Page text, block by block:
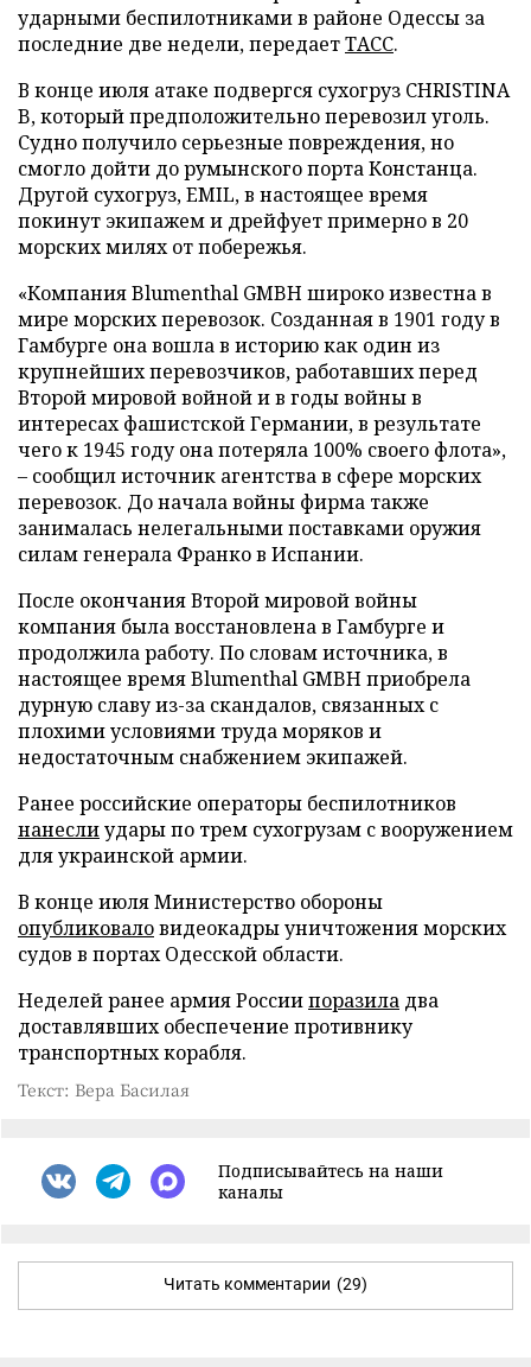
ударными беспилотниками в районе Одессы за
последние две недели, передаетТАСС.
В конце июля атаке подвергся сухогруз CHRISTINA
B, который предположительно перевозил уголь.
Судно получило серьезные повреждения, но
смогло дойти до румынского порта Констанца.
Другой сухогруз, EMIL, в настоящее время
покинут экипажем и дрейфует примерно в 20
морских милях от побережья.
«Компания Blumenthal GMBH широко известна в
мире морских перевозок. Созданная в 1901 году в
Гамбурге она вошла в историю как один из
крупнейших перевозчиков, работавших перед
Второй мировой войной и в годы войны в
интересах фашистской Германии, в результате
чего к 1945 году она потеряла 100% своего флота»,
– сообщил источник агентства в сфере морских
перевозок. До начала войны фирма также
занималась нелегальными поставками оружия
силам генерала Франко в Испании.
После окончания Второй мировой войны
компания была восстановлена в Гамбурге и
продолжила работу. По словам источника, в
настоящее время Blumenthal GMBH приобрела
дурную славу из-за скандалов, связанных с
плохими условиями труда моряков и
недостаточным снабжением экипажей.
Ранее российские операторы беспилотников
нанеслиудары по трем сухогрузам с вооружением
для украинской армии.
В конце июля Министерство обороны
опубликоваловидеокадры уничтожения морских
судов в портах Одесской области.
Неделей ранее армия Россиипоразила два
доставлявших обеспечение противнику
транспортных корабля.
Текст: Вера Басилая
Подписывайтесь на наши
каналы
Читать комментарии (29)